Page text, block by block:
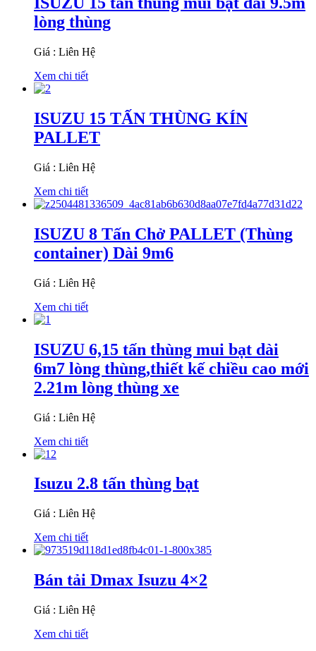
lòng thùng
Giá : Liên Hệ
Xem chi tiết
ISUZU 15 TẤN THÙNG KÍN
PALLET
Giá : Liên Hệ
Xem chi tiết
ISUZU 8 Tấn Chở PALLET (Thùng
container) Dài 9m6
Giá : Liên Hệ
Xem chi tiết
ISUZU 6,15 tấn thùng mui bạt dài
6m7 lòng thùng,thiết kế chiều cao mới
2.21m lòng thùng xe
Giá : Liên Hệ
Xem chi tiết
Isuzu 2.8 tấn thùng bạt
Giá : Liên Hệ
Xem chi tiết
Bán tải Dmax Isuzu 4×2
Giá : Liên Hệ
Xem chi tiết